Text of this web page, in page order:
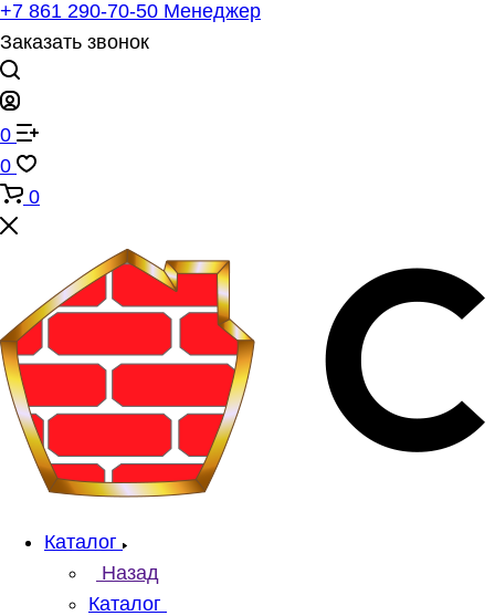
+7 861 290-70-50 Менеджер
Заказать звонок
0
0
0
Каталог
Назад
Каталог